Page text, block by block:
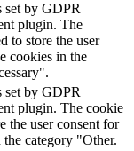
set by GDPR
plugin. The
to store the user
cookies in the
set by GDPR
plugin. The cookie
the user consent for
category "Other.